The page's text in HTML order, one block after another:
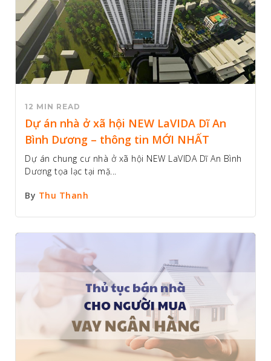
12 MIN READ
Dự án nhà ở xã hội NEW LaVIDA Dĩ An
Bình Dương – thông tin MỚI NHẤT
Dự án chung cư nhà ở xã hội NEW LaVIDA Dĩ An Bình
Dương tọa lạc tại mặ...
By Thu Thanh